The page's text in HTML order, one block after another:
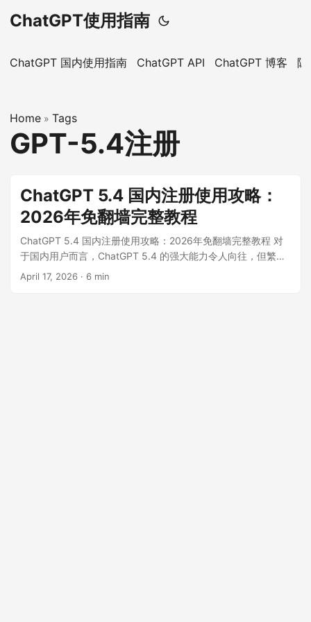
ChatGPT使用指南
ChatGPT 国内使用指南 ChatGPT API ChatGPT 博客
Home » Tags
GPT-5.4注册
ChatGPT 5.4 国内注册使用攻略：
2026年免翻墙完整教程
ChatGPT 5.4 国内注册使用攻略：2026年免翻墙完整教程 对
于国内用户而言，ChatGPT 5.4 的强大能力令人向往，但繁琐
的注册流程和严苛的网络要求却让许多人望而却步。官方注册
April 17, 2026 · 6 min